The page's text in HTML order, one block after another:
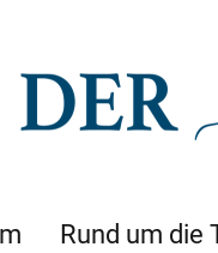
Rund um die